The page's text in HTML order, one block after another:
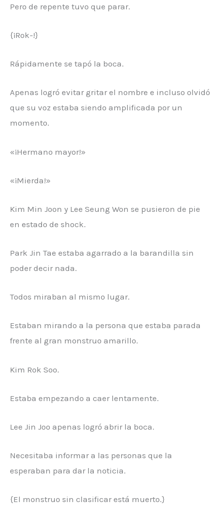
Pero de repente tuvo que parar.
{¡Rok-!}
Rápidamente se tapó la boca.
Apenas logró evitar gritar el nombre e incluso olvidó
que su voz estaba siendo amplificada por un
momento.
«¡Hermano mayor!»
«¡Mierda!»
Kim Min Joon y Lee Seung Won se pusieron de pie
en estado de shock.
Park Jin Tae estaba agarrado a la barandilla sin
poder decir nada.
Todos miraban al mismo lugar.
Estaban mirando a la persona que estaba parada
frente al gran monstruo amarillo.
Kim Rok Soo.
Estaba empezando a caer lentamente.
Lee Jin Joo apenas logró abrir la boca.
Necesitaba informar a las personas que la
esperaban para dar la noticia.
{El monstruo sin clasificar está muerto.}